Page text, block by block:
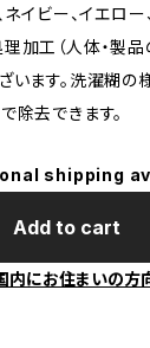
ネイビー、イエロー
加工（人体・製
います。洗濯糊
除去できます。
shipping
Add to cart
内にお住まいの方